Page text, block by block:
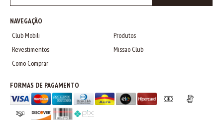
NAVEGAÇÃO
Club Mobili
Produtos
Revestimentos
Missao Club
Como Comprar
FORMAS DE PAGAMENTO